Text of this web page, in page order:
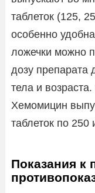
таблеток (125,
особенно
ложечки можно
дозу препарата
тела и
Хемомицин
таблеток по 250
Показания к